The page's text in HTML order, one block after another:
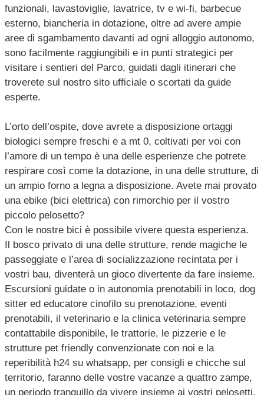
funzionali, lavastoviglie, lavatrice, tv e wi-fi, barbecue
esterno, biancheria in dotazione, oltre ad avere ampie
aree di sgambamento davanti ad ogni alloggio autonomo,
sono facilmente raggiungibili e in punti strategici per
visitare i sentieri del Parco, guidati dagli itinerari che
troverete sul nostro sito ufficiale o scortati da guide
esperte.
L’orto dell’ospite, dove avrete a disposizione ortaggi
biologici sempre freschi e a mt 0, coltivati per voi con
l’amore di un tempo è una delle esperienze che potrete
respirare così come la dotazione, in una delle strutture, di
un ampio forno a legna a disposizione. Avete mai provato
una ebike (bici elettrica) con rimorchio per il vostro
piccolo pelosetto?
Con le nostre bici è possibile vivere questa esperienza.
Il bosco privato di una delle strutture, rende magiche le
passeggiate e l’area di socializzazione recintata per i
vostri bau, diventerà un gioco divertente da fare insieme.
Escursioni guidate o in autonomia prenotabili in loco, dog
sitter ed educatore cinofilo su prenotazione, eventi
prenotabili, il veterinario e la clinica veterinaria sempre
contattabile disponibile, le trattorie, le pizzerie e le
strutture pet friendly convenzionate con noi e la
reperibilità h24 su whatsapp, per consigli e chicche sul
territorio, faranno delle vostre vacanze a quattro zampe,
un periodo tranquillo da vivere insieme ai vostri pelosetti.